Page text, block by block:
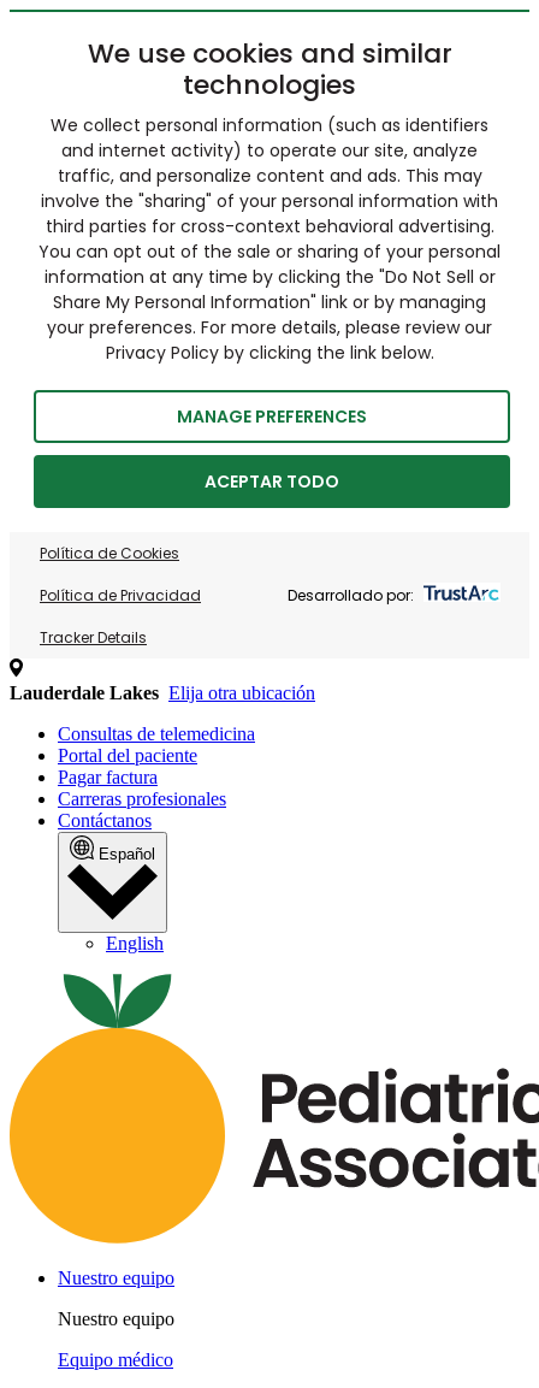
We use cookies and similar
technologies
We collect personal information (such as identifiers
and internet activity) to operate our site, analyze
traffic, and personalize content and ads. This may
involve the "sharing" of your personal information with
third parties for cross-context behavioral advertising.
You can opt out of the sale or sharing of your personal
information at any time by clicking the "Do Not Sell or
Share My Personal Information" link or by managing
your preferences. For more details, please review our
Privacy Policy by clicking the link below.
MANAGE PREFERENCES
ACEPTAR TODO
Política de Cookies
Política de Privacidad
Tracker Details
Desarrollado por:
Lauderdale Lakes Elija otra ubicación
Consultas de telemedicina
Portal del paciente
Pagar factura
Carreras profesionales
Contáctanos
Español
English
Nuestro equipo
Nuestro equipo
Equipo médico